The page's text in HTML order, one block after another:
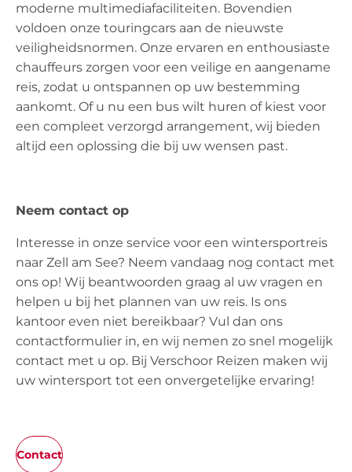
moderne multimediafaciliteiten. Bovendien
voldoen onze touringcars aan de nieuwste
veiligheidsnormen. Onze ervaren en enthousiaste
chauffeurs zorgen voor een veilige en aangename
reis, zodat u ontspannen op uw bestemming
aankomt. Of u nu een bus wilt huren of kiest voor
een compleet verzorgd arrangement, wij bieden
altijd een oplossing die bij uw wensen past.
Neem contact op
Interesse in onze service voor een wintersportreis
naar Zell am See? Neem vandaag nog contact met
ons op! Wij beantwoorden graag al uw vragen en
helpen u bij het plannen van uw reis. Is ons
kantoor even niet bereikbaar? Vul dan ons
contactformulier in, en wij nemen zo snel mogelijk
contact met u op. Bij Verschoor Reizen maken wij
uw wintersport tot een onvergetelijke ervaring!
Contact